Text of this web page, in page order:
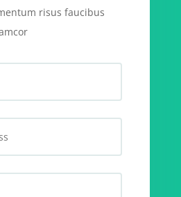
risus faucibus